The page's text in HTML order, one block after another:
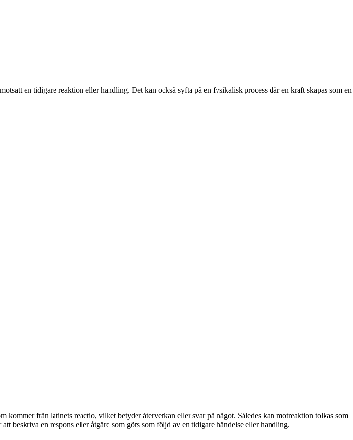
en tidigare reaktion eller handling. Det kan också syfta på en fysikalisk process där en kraft skapas som en
från latinets reactio, vilket betyder återverkan eller svar på något. Således kan motreaktion tolkas som
beskriva en respons eller åtgärd som görs som följd av en tidigare händelse eller handling.